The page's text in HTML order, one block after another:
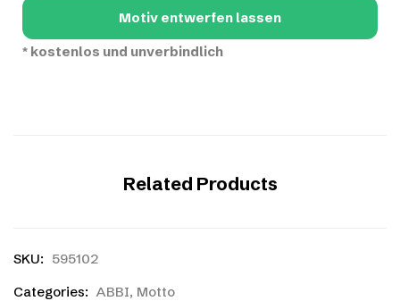
Motiv entwerfen lassen
* kostenlos und unverbindlich
Related Products
SKU: 595102
Categories: ABBI, Motto